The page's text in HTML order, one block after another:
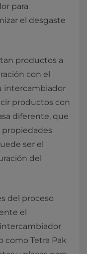
para
el desgaste
productos a
con el
intercambiador
productos con
diferente, que
ser el
del
del proceso
el
como Tetra Pak